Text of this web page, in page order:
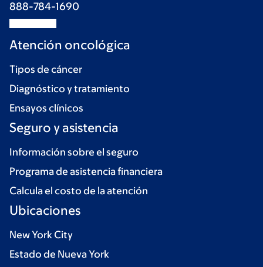
888-784-1690
Atención oncológica
Tipos de cáncer
Diagnóstico y tratamiento
Ensayos clínicos
Seguro y asistencia
Información sobre el seguro
Programa de asistencia financiera
Calcula el costo de la atención
Ubicaciones
New York City
Estado de Nueva York